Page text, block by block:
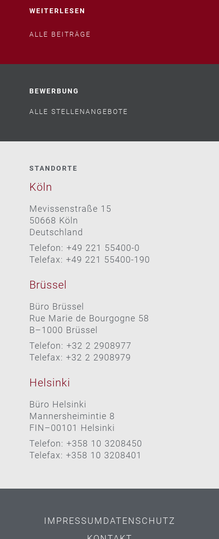
WEITERLESEN
ALLE BEITRÄGE
BEWERBUNG
ALLE STELLENANGEBOTE
STANDORTE
Köln
Mevissenstraße 15
50668 Köln
Deutschland
Telefon: +49 221 55400-0
Telefax: +49 221 55400-190
Brüssel
Büro Brüssel
Rue Marie de Bourgogne 58
B–1000 Brüssel
Telefon: +32 2 2908977
Telefax: +32 2 2908979
Helsinki
Büro Helsinki
Mannersheimintie 8
FIN–00101 Helsinki
Telefon: +358 10 3208450
Telefax: +358 10 3208401
IMPRESSUM DATENSCHUTZ